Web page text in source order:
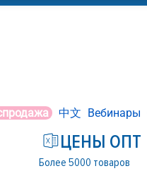
中文 Вебинары
ЦЕНЫ ОПТ
Более 5000 товаров